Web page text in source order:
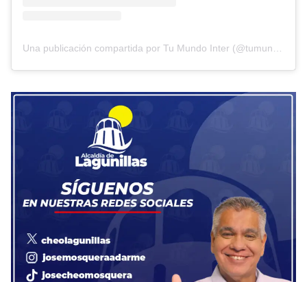
Una publicación compartida por Tu Mundo Inter (@tumundointer)